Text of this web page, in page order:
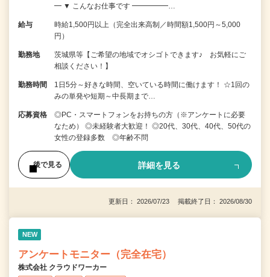
━ ▼ こんなお仕事です ━━━━━…
給与
時給1,500円以上（完全出来高制／時間額1,500円～5,000
円）
勤務地
茨城県等【ご希望の地域でオシゴトできます♪ お気軽にご
相談ください！】
勤務時間
1日5分～好きな時間、空いている時間に働けます！ ☆1回の
みの単発や短期～中長期まで…
応募資格
◎PC・スマートフォンをお持ちの方（※アンケートに必要
なため） ◎未経験者大歓迎！ ◎20代、30代、40代、50代の
女性の登録多数 ◎年齢不問
後で見る 詳細を見る
更新日： 2026/07/23 掲載終了日： 2026/08/30
NEW
アンケートモニター（完全在宅）
株式会社 クラウドワーカー